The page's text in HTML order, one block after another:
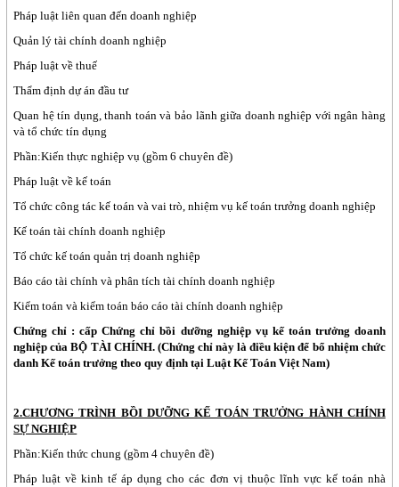
Pháp luật liên quan đến doanh nghiệp
Quản lý tài chính doanh nghiệp
Pháp luật về thuế
Thẩm định dự án đầu tư
Quan hệ tín dụng, thanh toán và bảo lãnh giữa doanh nghiệp với ngân hàng
và tổ chức tín dụng
Phần:Kiến thực nghiệp vụ (gồm 6 chuyên đề)
Pháp luật về kế toán
Tổ chức công tác kế toán và vai trò, nhiệm vụ kế toán trưởng doanh nghiệp
Kế toán tài chính doanh nghiệp
Tổ chức kế toán quản trị doanh nghiệp
Báo cáo tài chính và phân tích tài chính doanh nghiệp
Kiểm toán và kiểm toán báo cáo tài chính doanh nghiệp
Chứng chỉ : cấp Chứng chỉ bồi dưỡng nghiệp vụ kế toán trưởng doanh
nghiệp của BỘ TÀI CHÍNH. (Chứng chỉ này là điều kiện để bổ nhiệm chức
danh Kế toán trưởng theo quy định tại Luật Kế Toán Việt Nam)
2.CHƯƠNG TRÌNH BỒI DƯỠNG KẾ TOÁN TRƯỞNG HÀNH CHÍNH
SỰ NGHIỆP
Phần:Kiến thức chung (gồm 4 chuyên đề)
Pháp luật về kinh tế áp dụng cho các đơn vị thuộc lĩnh vực kế toán nhà